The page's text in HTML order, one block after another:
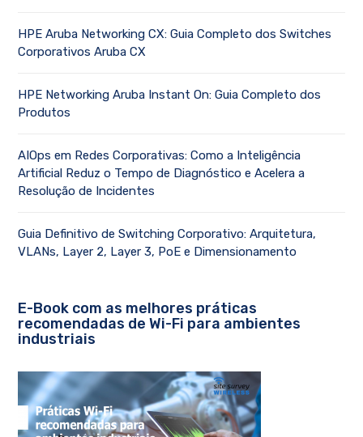
HPE Aruba Networking CX: Guia Completo dos Switches
Corporativos Aruba CX
HPE Networking Aruba Instant On: Guia Completo dos
Produtos
AIOps em Redes Corporativas: Como a Inteligência
Artificial Reduz o Tempo de Diagnóstico e Acelera a
Resolução de Incidentes
Guia Definitivo de Switching Corporativo: Arquitetura,
VLANs, Layer 2, Layer 3, PoE e Dimensionamento
E-Book com as melhores práticas
recomendadas de Wi-Fi para ambientes
industriais